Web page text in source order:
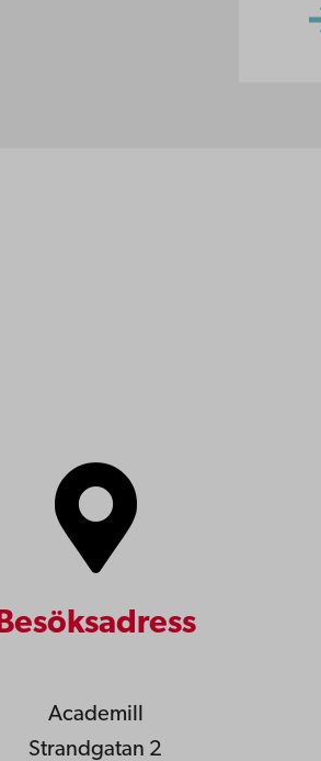
Besöksadress
Academill
Strandgatan 2